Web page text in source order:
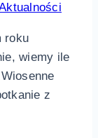
roku
wiemy ile
z